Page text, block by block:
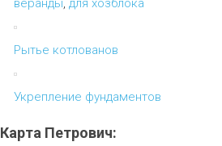
веранды, для хозблока
Рытье котлованов
Укрепление фундаментов
Карта Петрович: